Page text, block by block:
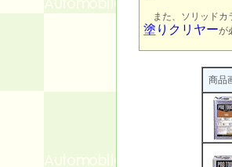
また、ソリッドカ
塗りクリヤーが
商品